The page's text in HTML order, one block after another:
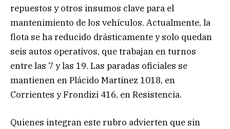
repuestos y otros insumos clave para el
mantenimiento de los vehículos. Actualmente, la
flota se ha reducido drásticamente y solo quedan
seis autos operativos, que trabajan en turnos
entre las 7 y las 19. Las paradas oficiales se
mantienen en Plácido Martínez 1018, en
Corrientes y Frondizi 416, en Resistencia.
Quienes integran este rubro advierten que sin